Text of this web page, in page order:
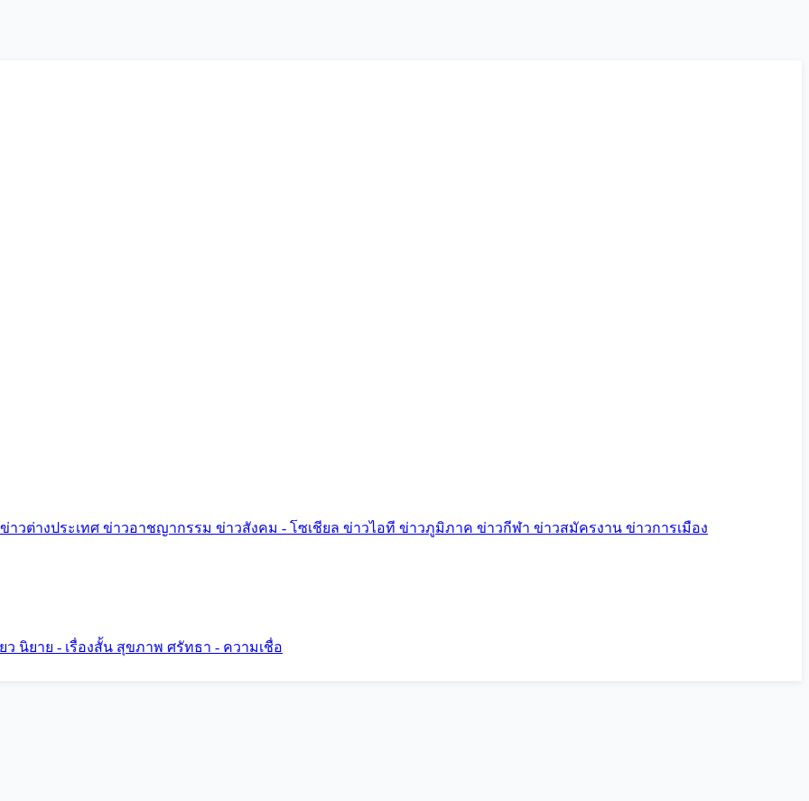
ข่าวต่างประเทศ ข่าวอาชญากรรม ข่าวสังคม - โซเชียล ข่าวไอที ข่าวภูมิภาค ข่าวกีฬา ข่าวสมัครงาน ข่าวการเมือง
ว นิยาย - เรื่องสั้น สุขภาพ ศรัทธา - ความเชื่อ